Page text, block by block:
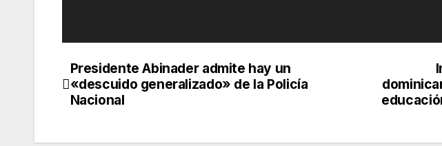
Navegación
de
Presidente Abinader admite hay un
«descuido generalizado» de la Policía
Nacional